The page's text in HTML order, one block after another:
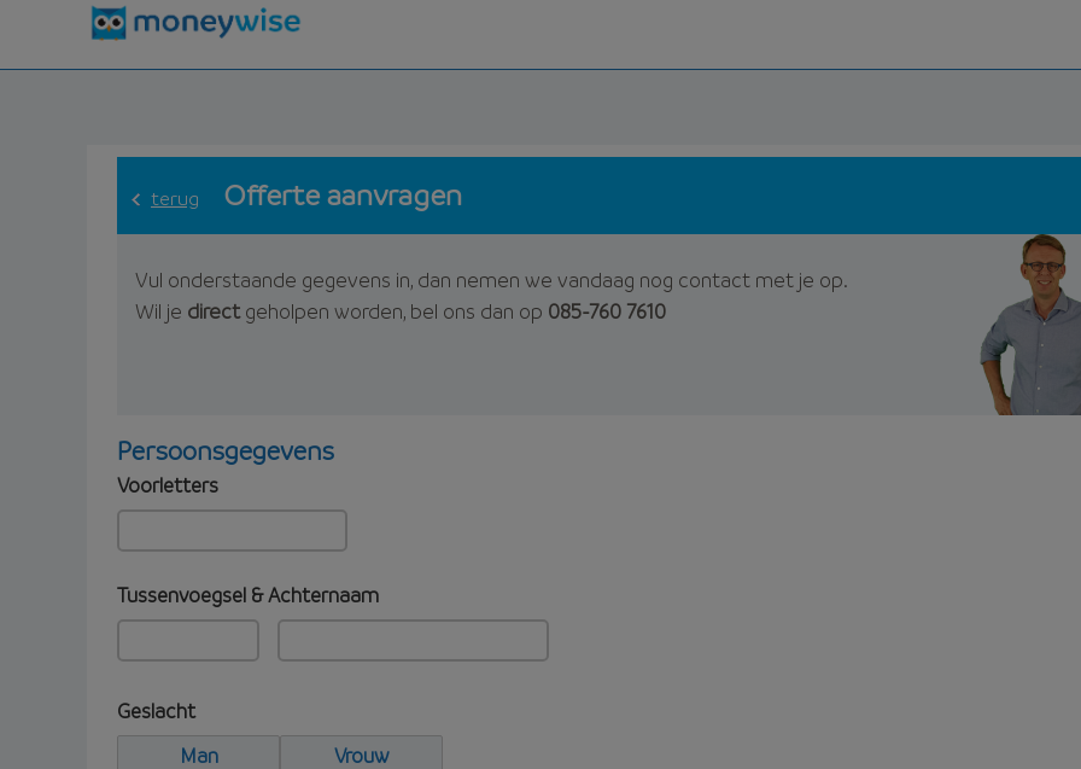
terug Offerte aanvragen
Vul onderstaande gegevens in, dan nemen we vandaag nog contact met je op.
Wil je directgeholpen worden, bel ons dan op 085-760 7610
Persoonsgegevens
Voorletters
Tussenvoegsel & Achternaam
Geslacht
Man
Vrouw